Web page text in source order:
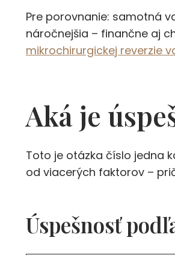
Pre porovnanie: samotná
náročnejšia – finančne aj
mikrochirurgickej reverzie
Aká je
Toto je otázka číslo jedna
od viacerých faktorov –
Úspešnosť